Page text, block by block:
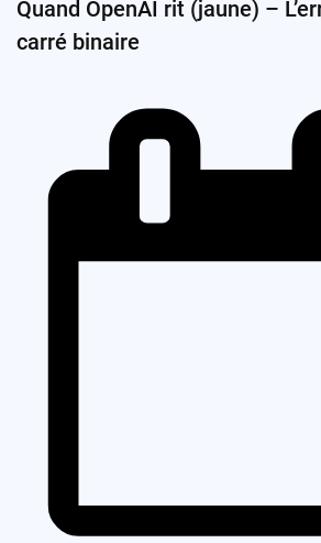
Quand OpenAI rit (jaune) –
carré binaire